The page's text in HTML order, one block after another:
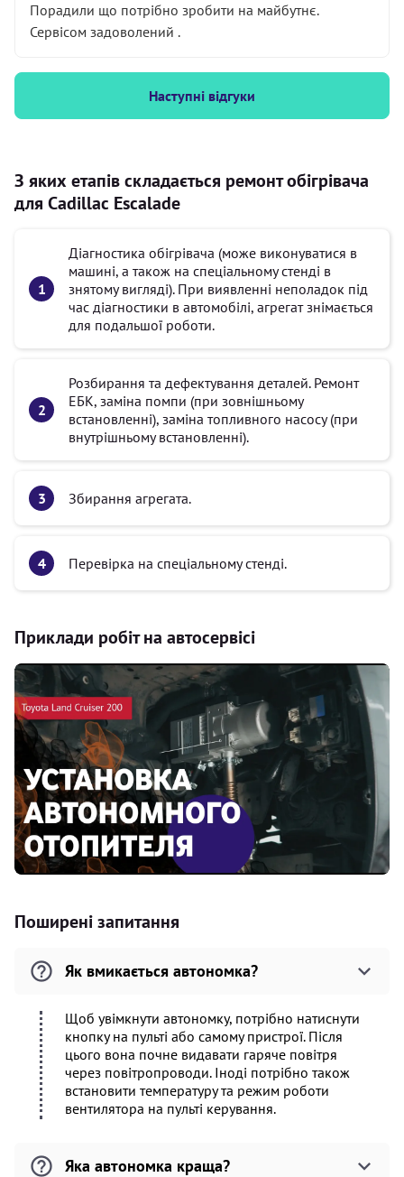
Порадили що потрібно зробити на майбутнє.
Сервісом задоволений .
Наступні відгуки
З яких етапів складається ремонт обігрівача
для Cadillac Escalade
Діагностика обігрівача (може виконуватися в
машині, а також на спеціальному стенді в
знятому вигляді). При виявленні неполадок під
час діагностики в автомобілі, агрегат знімається
для подальшої роботи.
Розбирання та дефектування деталей. Ремонт
ЕБК, заміна помпи (при зовнішньому
встановленні), заміна топливного насосу (при
внутрішньому встановленні).
Збирання агрегата.
Перевірка на спеціальному стенді.
Приклади робіт на автосервісі
Поширені запитання
Як вмикається автономка?
Щоб увімкнути автономку, потрібно натиснути
кнопку на пульті або самому пристрої. Після
цього вона почне видавати гаряче повітря
через повітропроводи. Іноді потрібно також
встановити температуру та режим роботи
вентилятора на пульті керування.
Яка автономка краща?